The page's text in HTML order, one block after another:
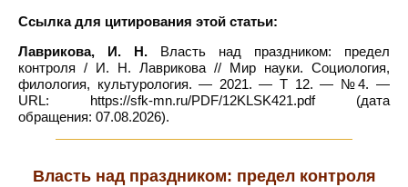
Ссылка для цитирования этой статьи:
Лаврикова, И. Н. Власть над праздником: предел
контроля / И. Н. Лаврикова // Мир науки. Социология,
филология, культурология. — 2021. — Т 12. — №4. —
URL: https://sfk-mn.ru/PDF/12KLSK421.pdf (дата
обращения: 07.08.2026).
Власть над праздником: предел контроля